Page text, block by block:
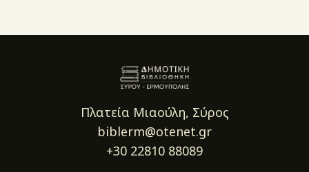
Πλατεία Μιαούλη, Σύρος
biblerm@otenet.gr
+30 22810 88089